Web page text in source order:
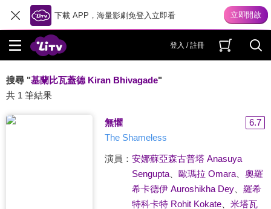
下載 APP，海量影劇免登入立即看
登入 / 註冊
搜尋 "基蘭比瓦蓋德 Kiran Bhivagade"
共 1 筆結果
無懼
6.7
The Shameless
演員： 安娜蘇亞森古普塔 Anasuya
Sengupta、 歐瑪拉 Omara、 奧羅
希卡德伊 Auroshikha Dey、 羅希
特科卡特 Rohit Kokate、 米塔瓦